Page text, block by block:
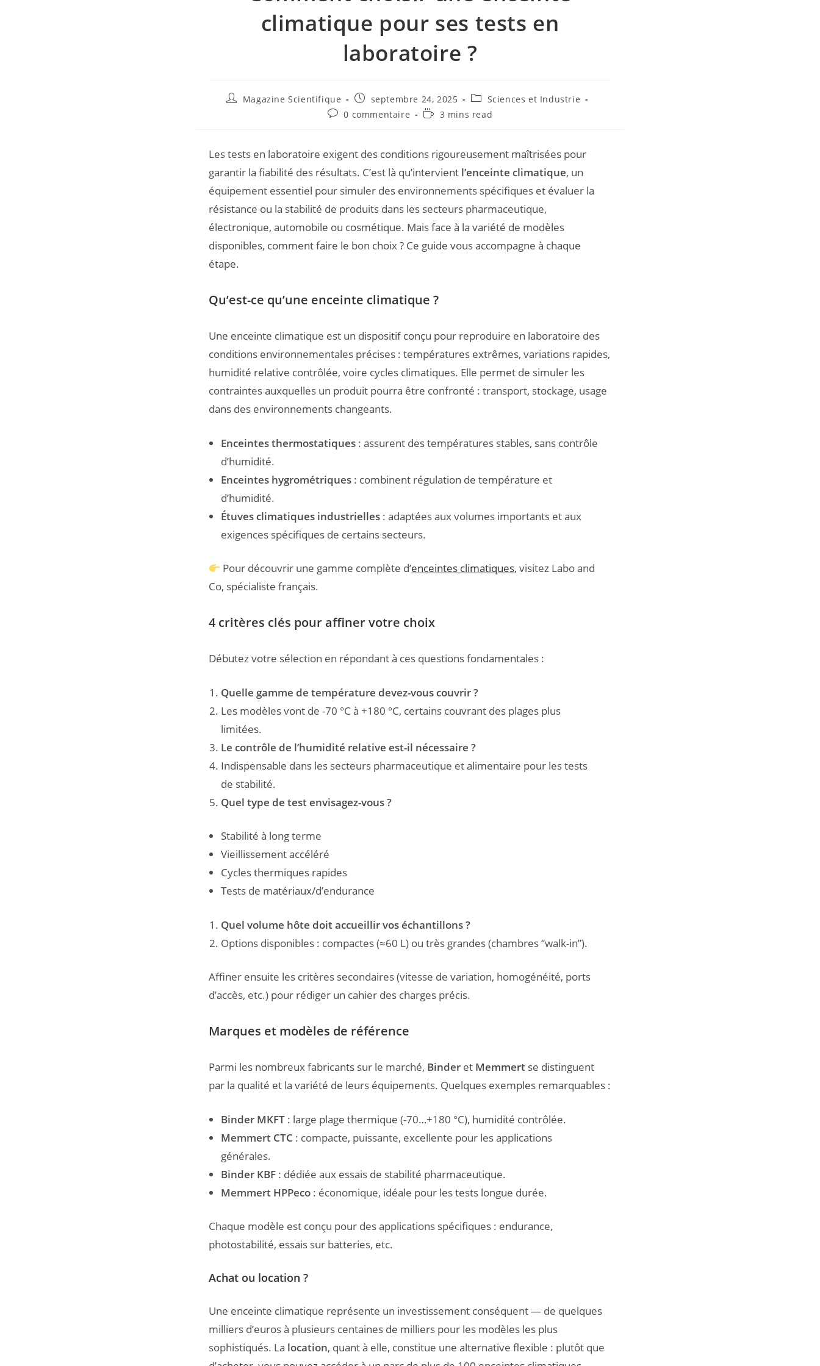
climatique pour ses tests en
laboratoire ?
Magazine Scientifique septembre 24, 2025
Sciences et Industrie
0 commentaire
3 mins read
Les tests en laboratoire exigent des conditions rigoureusement maîtrisées pour
garantir la fiabilité des résultats. C’est là qu’intervient l’enceinte climatique, un
équipement essentiel pour simuler des environnements spécifiques et évaluer la
résistance ou la stabilité de produits dans les secteurs pharmaceutique,
électronique, automobile ou cosmétique. Mais face à la variété de modèles
disponibles, comment faire le bon choix ? Ce guide vous accompagne à chaque
étape.
Qu’est-ce qu’une enceinte climatique ?
Une enceinte climatique est un dispositif conçu pour reproduire en laboratoire des
conditions environnementales précises : températures extrêmes, variations rapides,
humidité relative contrôlée, voire cycles climatiques. Elle permet de simuler les
contraintes auxquelles un produit pourra être confronté : transport, stockage, usage
dans des environnements changeants.
Enceintes thermostatiques : assurent des températures stables, sans contrôle
d’humidité.
Enceintes hygrométriques : combinent régulation de température et
d’humidité.
Étuves climatiques industrielles : adaptées aux volumes importants et aux
exigences spécifiques de certains secteurs.
Pour découvrir une gamme complète d’enceintes climatiques, visitez Labo and
Co, spécialiste français.
4 critères clés pour affiner votre choix
Débutez votre sélection en répondant à ces questions fondamentales :
Quelle gamme de température devez-vous couvrir ?
Les modèles vont de -70 °C à +180 °C, certains couvrant des plages plus
limitées.
Le contrôle de l’humidité relative est-il nécessaire ?
Indispensable dans les secteurs pharmaceutique et alimentaire pour les tests
de stabilité.
Quel type de test envisagez-vous ?
Stabilité à long terme
Vieillissement accéléré
Cycles thermiques rapides
Tests de matériaux/d’endurance
Quel volume hôte doit accueillir vos échantillons ?
Options disponibles : compactes (≈60 L) ou très grandes (chambres “walk-in”).
Affiner ensuite les critères secondaires (vitesse de variation, homogénéité, ports
d’accès, etc.) pour rédiger un cahier des charges précis.
Marques et modèles de référence
Parmi les nombreux fabricants sur le marché, Binder et Memmert se distinguent
par la qualité et la variété de leurs équipements. Quelques exemples remarquables :
Binder MKFT : large plage thermique (-70…+180 °C), humidité contrôlée.
Memmert CTC : compacte, puissante, excellente pour les applications
générales.
Binder KBF : dédiée aux essais de stabilité pharmaceutique.
Memmert HPPeco : économique, idéale pour les tests longue durée.
Chaque modèle est conçu pour des applications spécifiques : endurance,
photostabilité, essais sur batteries, etc.
Achat ou location ?
Une enceinte climatique représente un investissement conséquent — de quelques
milliers d’euros à plusieurs centaines de milliers pour les modèles les plus
sophistiqués. La location, quant à elle, constitue une alternative flexible : plutôt que